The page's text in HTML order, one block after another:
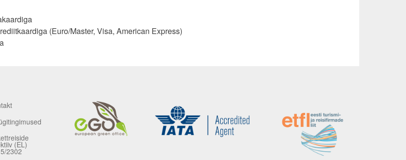
(Euro/Master, Visa, American Express)
(EL)
2302